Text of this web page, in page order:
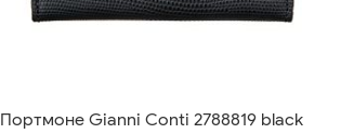
Портмоне Gianni Conti 2788819 black